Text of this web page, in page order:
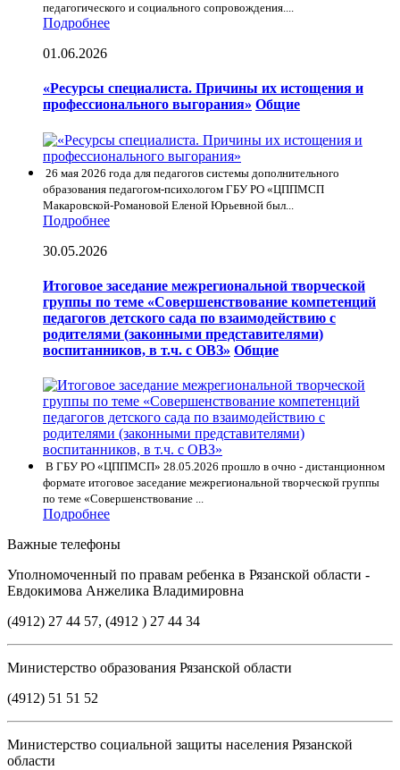
педагогического и социального сопровождения....
Подробнее
01.06.2026
«Ресурсы специалиста. Причины их истощения и
профессионального выгорания» Общие
26 мая 2026 года для педагогов системы дополнительного
образования педагогом-психологом ГБУ РО «ЦППМСП
Макаровской-Романовой Еленой Юрьевной был...
Подробнее
30.05.2026
Итоговое заседание межрегиональной творческой
группы по теме «Совершенствование компетенций
педагогов детского сада по взаимодействию с
родителями (законными представителями)
воспитанников, в т.ч. с ОВЗ» Общие
В ГБУ РО «ЦППМСП» 28.05.2026 прошло в очно - дистанционном
формате итоговое заседание межрегиональной творческой группы
по теме «Совершенствование ...
Подробнее
Важные телефоны
Уполномоченный по правам ребенка в Рязанской области -
Евдокимова Анжелика Владимировна
(4912) 27 44 57, (4912 ) 27 44 34
Министерство образования Рязанской области
(4912) 51 51 52
Министерство социальной защиты населения Рязанской
области